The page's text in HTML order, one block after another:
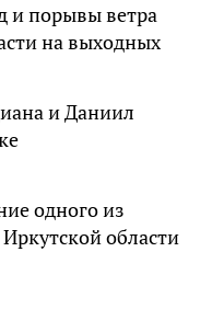
и порывы ветра
на выходных
и Даниил
одного из
области